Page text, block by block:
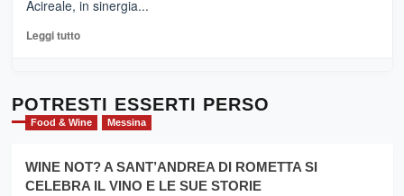
–
Sicilia
l’
evento
per
la
filiera
Acireale, in sinergia...
Leggi tuttoLeggi
Cronoscalata
Giarre
Montesalice
per
il
POTRESTI ESSERTI PERSO
Food & Wine Messina
WINE NOT? A SANT’ANDREA DI ROMETTA SI
CELEBRA IL VINO E LE SUE STORIE